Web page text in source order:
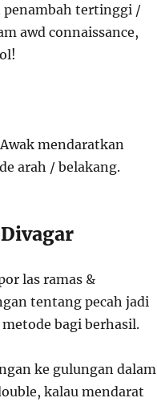
penambah tertinggi /
awd connaissance,
mendaratkan
arah / belakang.
las ramas &
tentang pecah jadi
bagi berhasil.
ke gulungan dalam
kalau mendarat